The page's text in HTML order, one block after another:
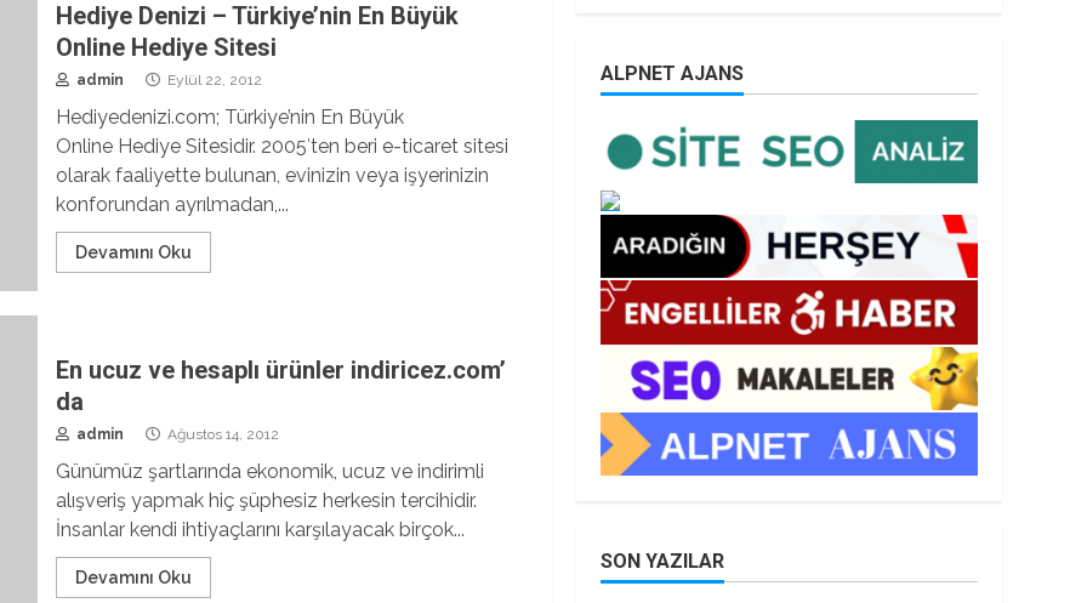
Hediye Denizi – Türkiye’nin En Büyük
Online Hediye Sitesi
admin Eylül 22, 2012
Hediyedenizi.com; Türkiye’nin En Büyük
Online Hediye Sitesidir. 2005′ten beri e-ticaret sitesi
olarak faaliyette bulunan, evinizin veya işyerinizin
konforundan ayrılmadan,...
Devamını Oku
En ucuz ve hesaplı ürünler indiricez.com’
da
admin Ağustos 14, 2012
Günümüz şartlarında ekonomik, ucuz ve indirimli
alışveriş yapmak hiç şüphesiz herkesin tercihidir.
İnsanlar kendi ihtiyaçlarını karşılayacak birçok...
Devamını Oku
ALPNET AJANS
SON YAZILAR